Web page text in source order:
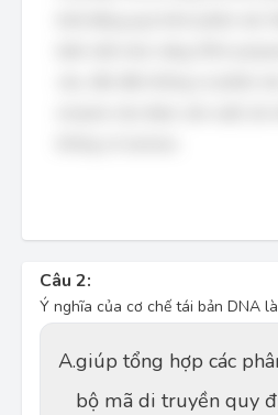
Câu 2:
Ý nghĩa của cơ chế tái bản DNA
A.giúp tổng hợp các
bộ mã di truyền quy